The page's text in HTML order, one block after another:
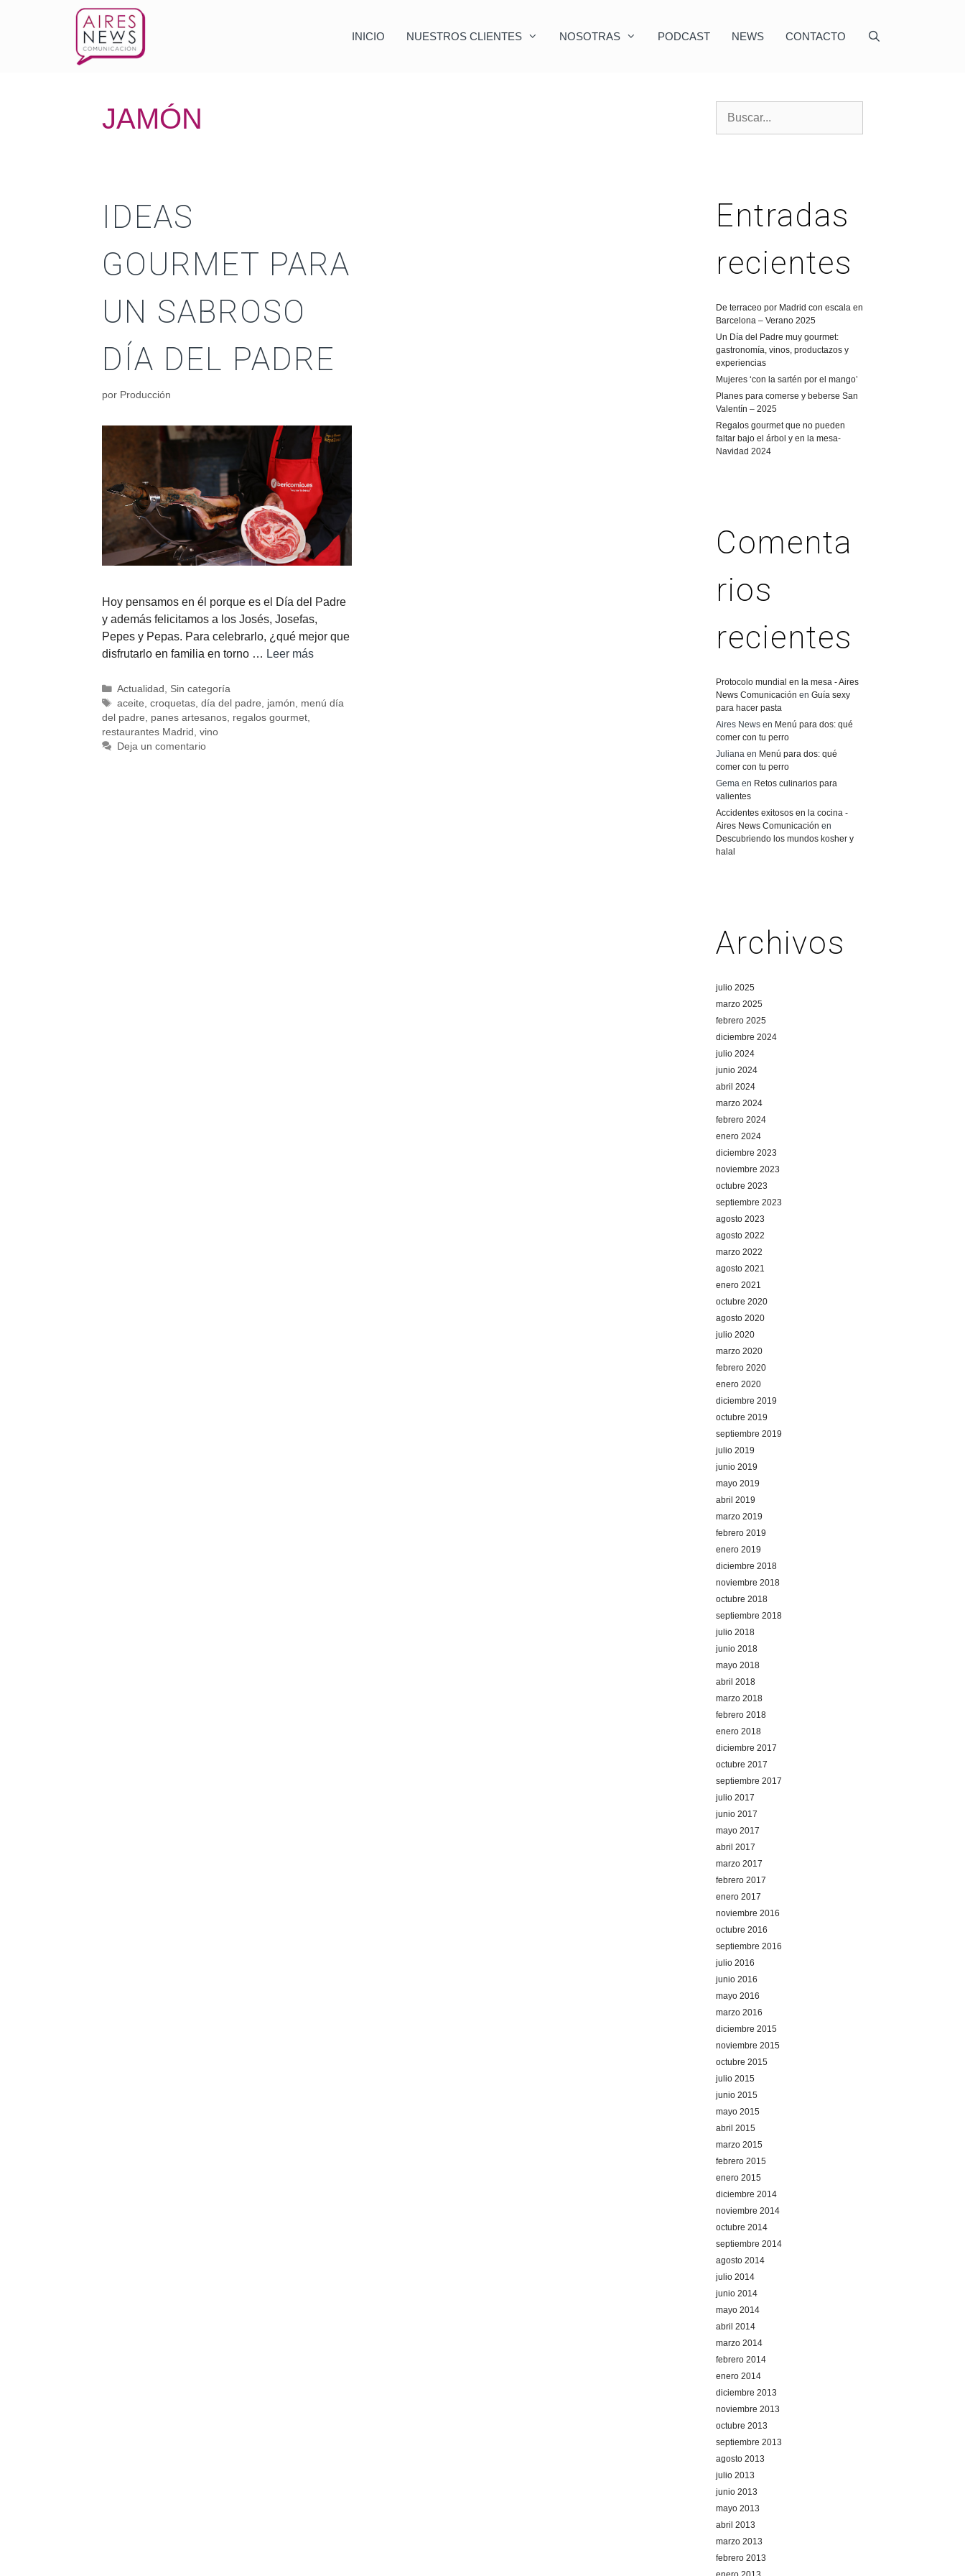
INICIO NUESTROS CLIENTES NOSOTRAS PODCAST NEWS CONTACTO
JAMÓN
IDEAS
GOURMET PARA
UN SABROSO
DÍA DEL PADRE
por Producción
Hoy pensamos en él porque es el Día del Padre
y además felicitamos a los Josés, Josefas,
Pepes y Pepas. Para celebrarlo, ¿qué mejor que
disfrutarlo en familia en torno … Leer más
Actualidad , Sin categoría
aceite,croquetas,día del padre, jamón, menú día
del padre, panes artesanos, regalos gourmet,
restaurantes Madrid , vino
Deja un comentario
Entradas
recientes
De terraceo por Madrid con escala en
Barcelona – Verano 2025
Un Día del Padre muy gourmet:
gastronomía, vinos, productazos y
experiencias
Mujeres ‘con la sartén por el mango’
Planes para comerse y beberse San
Valentín – 2025
Regalos gourmet que no pueden
faltar bajo el árbol y en la mesa-
Navidad 2024
Comenta
rios
recientes
Protocolo mundial en la mesa - Aires
News Comunicación en Guía sexy
para hacer pasta
Aires News en Menú para dos: qué
comer con tu perro
Juliana en Menú para dos: qué
comer con tu perro
Gema en Retos culinarios para
valientes
Accidentes exitosos en la cocina -
Aires News Comunicación en
Descubriendo los mundos kosher y
halal
Archivos
julio 2025
marzo 2025
febrero 2025
diciembre 2024
julio 2024
junio 2024
abril 2024
marzo 2024
febrero 2024
enero 2024
diciembre 2023
noviembre 2023
octubre 2023
septiembre 2023
agosto 2023
agosto 2022
marzo 2022
agosto 2021
enero 2021
octubre 2020
agosto 2020
julio 2020
marzo 2020
febrero 2020
enero 2020
diciembre 2019
octubre 2019
septiembre 2019
julio 2019
junio 2019
mayo 2019
abril 2019
marzo 2019
febrero 2019
enero 2019
diciembre 2018
noviembre 2018
octubre 2018
septiembre 2018
julio 2018
junio 2018
mayo 2018
abril 2018
marzo 2018
febrero 2018
enero 2018
diciembre 2017
octubre 2017
septiembre 2017
julio 2017
junio 2017
mayo 2017
abril 2017
marzo 2017
febrero 2017
enero 2017
noviembre 2016
octubre 2016
septiembre 2016
julio 2016
junio 2016
mayo 2016
marzo 2016
diciembre 2015
noviembre 2015
octubre 2015
julio 2015
junio 2015
mayo 2015
abril 2015
marzo 2015
febrero 2015
enero 2015
diciembre 2014
noviembre 2014
octubre 2014
septiembre 2014
agosto 2014
julio 2014
junio 2014
mayo 2014
abril 2014
marzo 2014
febrero 2014
enero 2014
diciembre 2013
noviembre 2013
octubre 2013
septiembre 2013
agosto 2013
julio 2013
junio 2013
mayo 2013
abril 2013
marzo 2013
febrero 2013